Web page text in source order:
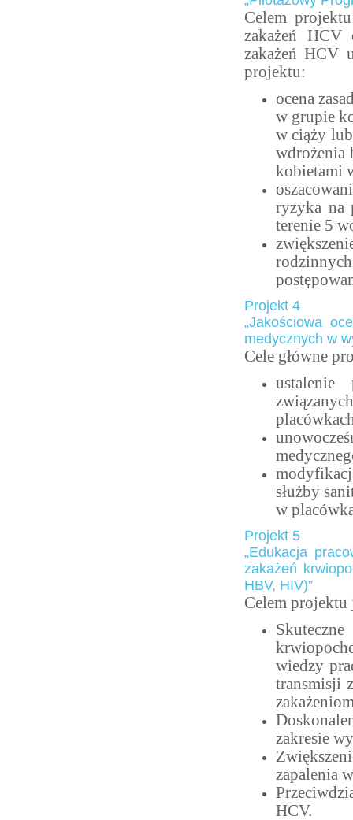
Celem
zakażeń HCV
zakażeń HCV
projektu:
ocena
w grupie
w ciąży
wdrożenia
kobietami
ryzyka na
terenie 5
Projekt 4
„Jakościowa
medycznych w
Cele główne
ustalenie
służby
w
Projekt 5
„Edukacja
zakażeń
HBV, HIV)”
Celem projektu
wiedzy
transmisji
zakresie
zapalenia
HCV.